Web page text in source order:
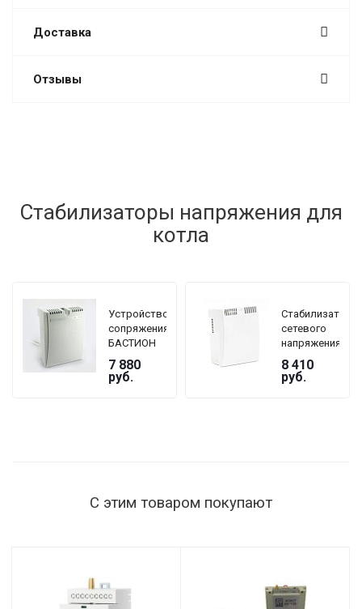
Доставка
Отзывы
Стабилизаторы напряжения для
котла
Устройство
сопряжения
БАСТИОН
TEPLOCOM
GF
7 880
руб.
Стабилизатор
сетевого
напряжения
TEPLOCOM
БАСТИОН
ST-1515
8 410
руб.
С этим товаром покупают